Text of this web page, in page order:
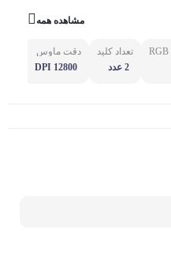
مشاهده همه
تعداد کلید
2 عدد
دقت ماوس
12800 DPI